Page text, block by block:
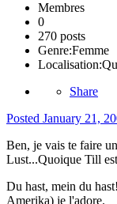
Membres
0
270 posts
Genre:Femme
Localisation:
Share
Posted January 21,
Ben, je vais te faire
Lust...Quoique Till
Du hast, mein du
Amerika) je l'adore.